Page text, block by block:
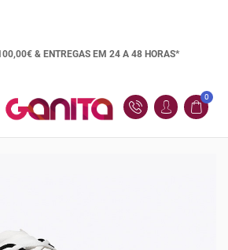
& ENTREGAS EM 24 A 48 HORAS*
0